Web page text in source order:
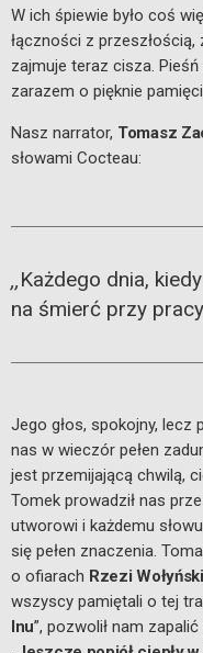
W ich śpiewie było coś
łączności z
zajmuje teraz cisza.
zarazem o pięknie
Nasz narrator, Tomasz
słowami Cocteau:
,,Każdego dnia,
na śmierć przy
Jego głos, spokojny, lecz
nas w wieczór pełen
jest przemijającą chwilą,
Tomek prowadził nas
utworowi i każdemu
się pełen znaczenia.
o ofiarach Rzezi
wszyscy pamiętali o tej
lnu”, pozwolił nam